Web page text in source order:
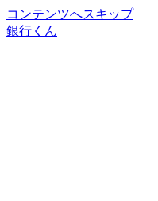
コンテンツへスキップ
銀行くん